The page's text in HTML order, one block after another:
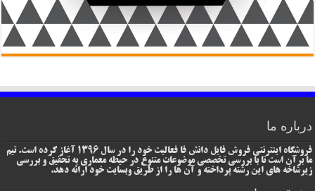
درباره ما
فروشگاه اینترنتی فروش فایل دانش فا فعالیت خود را در سال 1396 آغاز کرده است. تیم
ما برآن است تا با بررسی تخصصی موضوعات متنوع در حیطه معماری به تحقیق و بررسی
زیرشاخه های این رشته پرداخته و آن ها را از طریق وبسایت خود ارائه دهد.